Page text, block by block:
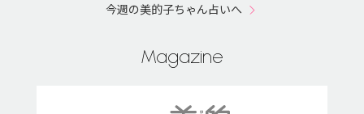
今週の美的子ちゃん占いへ
Magazine